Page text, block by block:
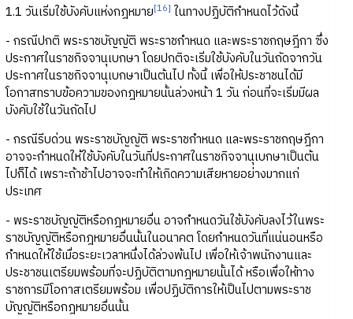
1.1 วันเริ่มใช้บังคับแห่งกฎหมาย[16] ในทางปฏิบัติกำหนดไว้ดังนี้
- กรณีปกติ พระราชบัญญัติ พระราชกำหนด และพระราชกฤษฎีกา ซึ่ง
ประกาศในราชกิจจานุเบกษา โดยปกติจะเริ่มใช้บังคับในวันถัดจากวัน
ประกาศในราชกิจจานุเบกษาเป็นต้นไป ทั้งนี้ เพื่อให้ประชาชนได้มี
โอกาสทราบข้อความของกฎหมายนั้นล่วงหน้า 1 วัน ก่อนที่จะเริ่มมีผล
บังคับใช้ในวันถัดไป
- กรณีรีบด่วน พระราชบัญญัติ พระราชกำหนด และพระราชกฤษฎีกา
อาจจะกำหนดให้ใช้บังคับในวันที่ประกาศในราชกิจจานุเบกษาเป็นต้น
ไปก็ได้ เพราะถ้าช้าไปอาจจะทำให้เกิดความเสียหายอย่างมากแก่
ประเทศ
- พระราชบัญญัติหรือกฎหมายอื่น อาจกำหนดวันใช้บังคับลงไว้ในพระ
ราชบัญญัติหรือกฎหมายอื่นนั้นในอนาคต โดยกำหนดวันที่แน่นอนหรือ
กำหนดให้ใช้เมื่อระยะเวลาหนึ่งได้ล่วงพ้นไป เพื่อให้เจ้าพนักงานและ
ประชาชนเตรียมพร้อมที่จะปฏิบัติตามกฎหมายนั้นได้ หรือเพื่อให้ทาง
ราชการมีโอกาสเตรียมพร้อม เพื่อปฏิบัติการให้เป็นไปตามพระราช
บัญญัติหรือกฎหมายอื่นนั้น